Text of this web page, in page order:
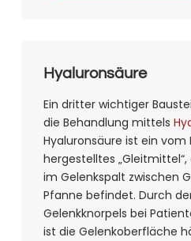
Hyaluronsäure
Ein dritter wichtiger
die Behandlung mittels
Hyaluronsäure ist ein vom
hergestelltes
im Gelenkspalt zwischen
Pfanne befindet. Durch
Gelenkknorpels bei
ist die Gelenkoberfläche